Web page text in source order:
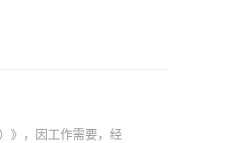
》，因工作需要，经